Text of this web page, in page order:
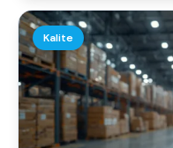
Kalite